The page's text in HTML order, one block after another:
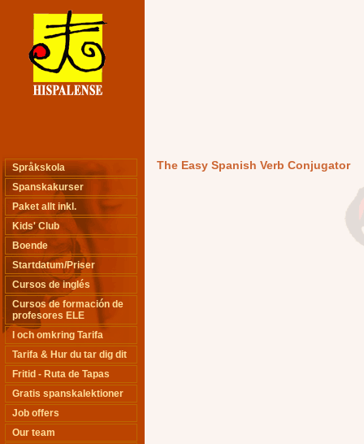
The Easy Spanish Verb Conjugator
Språkskola
Spanskakurser
Paket allt inkl.
Kids' Club
Boende
Startdatum/Priser
Cursos de inglés
Cursos de formación de
profesores ELE
I och omkring Tarifa
Tarifa & Hur du tar dig dit
Fritid - Ruta de Tapas
Gratis spanskalektioner
Job offers
Our team